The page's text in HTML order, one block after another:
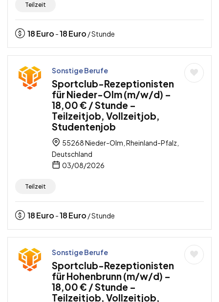
Teilzeit
18Euro -18Euro / Stunde
Sonstige Berufe
Sportclub-Rezeptionisten
für Nieder-Olm (m/w/d) –
18,00 € / Stunde –
Teilzeitjob, Vollzeitjob,
Studentenjob
55268 Nieder-Olm, Rheinland-Pfalz,
Deutschland
03/08/2026
Teilzeit
18Euro -18Euro / Stunde
Sonstige Berufe
Sportclub-Rezeptionisten
für Hohenbrunn (m/w/d) –
18,00 € / Stunde –
Teilzeitjob, Vollzeitjob,